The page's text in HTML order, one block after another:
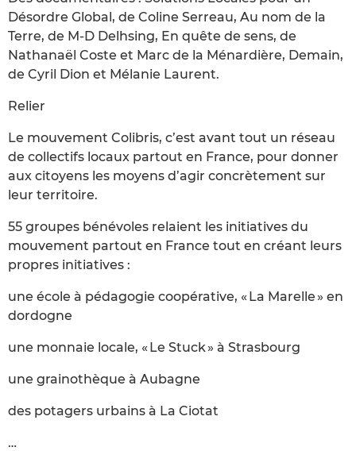
Désordre Global, de Coline Serreau, Au nom de la
Terre, de M-D Delhsing, En quête de sens, de
Nathanaël Coste et Marc de la Ménardière, Demain,
de Cyril Dion et Mélanie Laurent.
Relier
Le mouvement Colibris, c’est avant tout un réseau
de collectifs locaux partout en France, pour donner
aux citoyens les moyens d’agir concrètement sur
leur territoire.
55 groupes bénévoles relaient les initiatives du
mouvement partout en France tout en créant leurs
propres initiatives :
une école à pédagogie coopérative, « La Marelle » en
dordogne
une monnaie locale, « Le Stuck » à Strasbourg
une grainothèque à Aubagne
des potagers urbains à La Ciotat
…